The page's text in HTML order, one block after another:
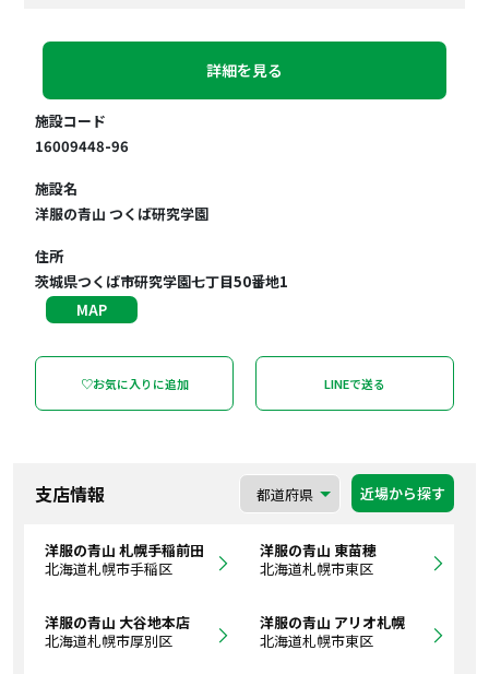
詳細を見る
施設コード
16009448-96
施設名
洋服の青山 つくば研究学園
住所
茨城県つくば市研究学園七丁目50番地1
MAP
♡お気に入りに追加 LINEで送る
支店情報 近場から探す
洋服の青山 札幌手稲前田
北海道札幌市手稲区
洋服の青山 東苗穂
北海道札幌市東区
洋服の青山 大谷地本店
北海道札幌市厚別区
洋服の青山 アリオ札幌
北海道札幌市東区